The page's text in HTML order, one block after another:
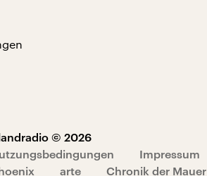
© 2026
Impressum
arte Chronik der Mauer